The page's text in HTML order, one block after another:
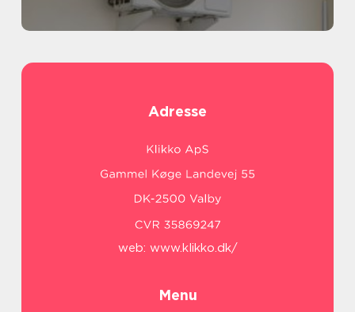
Adresse
web: www.klikko.dk/
Menu